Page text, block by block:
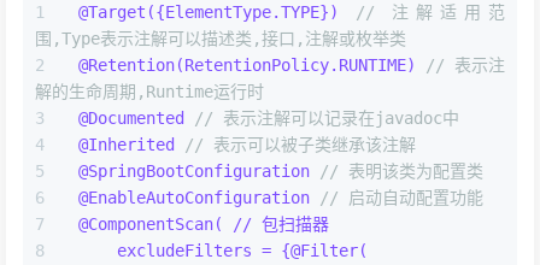
@Target({ElementType.TYPE})
// 注解适用范
围,Type表示注解可以描述类,接口,注解或枚举类
@Retention(RetentionPolicy.RUNTIME)
// 表示注
解的生命周期,Runtime运行时
@Documented
// 表示注解可以记录在javadoc中
@Inherited
// 表示可以被子类继承该注解
@SpringBootConfiguration
// 表明该类为配置类
@EnableAutoConfiguration
// 启动自动配置功能
@ComponentScan( // 包扫描器
    excludeFilters = {@Filter(